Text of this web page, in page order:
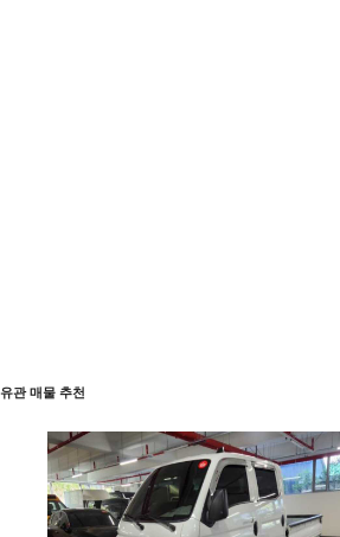
유관 매물 추천